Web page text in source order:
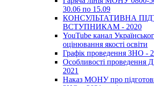
30.06 по 15.09
КОНСУЛЬТАТИВНА
ВСТУПНИКАМ - 2020
YouTube канал
оцінювання якості освіти
Графік проведення ЗНО -
Особливості
2021
Наказ МОНУ про